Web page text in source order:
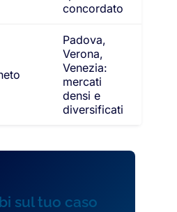
concordato
Padova,
Verona,
Venezia:
mercati
densi e
diversificati
sul tuo caso